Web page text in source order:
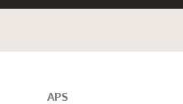
APS